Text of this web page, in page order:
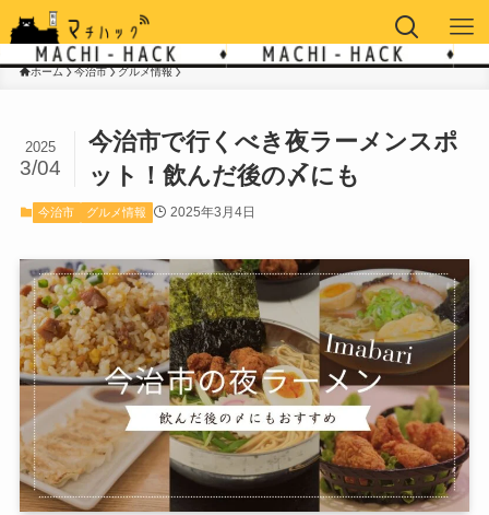
ホーム 今治市 グルメ情報
今治市で行くべき夜ラーメンスポ
ット！飲んだ後の〆にも
2025
3/04
今治市 グルメ情報 2025年3月4日